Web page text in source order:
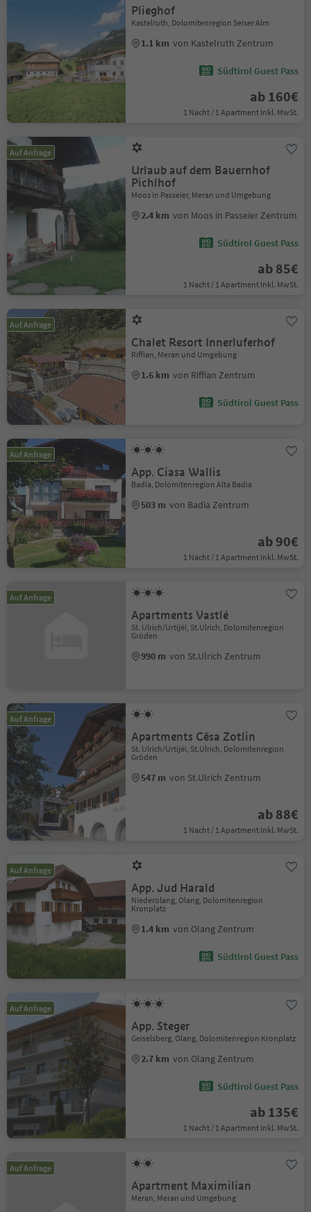
Plieghof
Kastelruth, Dolomitenregion Seiser Alm
1.1 km von Kastelruth Zentrum
Südtirol Guest Pass
ab 160€
1 Nacht / 1 Apartment Inkl. MwSt.
Auf Anfrage
Urlaub auf dem Bauernhof
Pichlhof
Moos in Passeier, Meran und Umgebung
2.4 km von Moos in Passeier Zentrum
Südtirol Guest Pass
ab 85€
1 Nacht / 1 Apartment Inkl. MwSt.
Auf Anfrage
Chalet Resort Innerluferhof
Riffian, Meran und Umgebung
1.6 km von Riffian Zentrum
Südtirol Guest Pass
Auf Anfrage
App. Ciasa Wallis
Badia, Dolomitenregion Alta Badia
503 m von Badia Zentrum
ab 90€
1 Nacht / 1 Apartment Inkl. MwSt.
Auf Anfrage
Apartments Vastlé
St. Ulrich/Urtijëi, St.Ulrich, Dolomitenregion
Gröden
990 m von St.Ulrich Zentrum
Auf Anfrage
Apartments Cësa Zotlin
St. Ulrich/Urtijëi, St.Ulrich, Dolomitenregion
Gröden
547 m von St.Ulrich Zentrum
ab 88€
1 Nacht / 1 Apartment Inkl. MwSt.
Auf Anfrage
App. Jud Harald
Niederolang, Olang, Dolomitenregion
Kronplatz
1.4 km von Olang Zentrum
Südtirol Guest Pass
Auf Anfrage
App. Steger
Geiselsberg, Olang, Dolomitenregion Kronplatz
2.7 km von Olang Zentrum
Südtirol Guest Pass
ab 135€
1 Nacht / 1 Apartment Inkl. MwSt.
Auf Anfrage
Apartment Maximilian
Meran, Meran und Umgebung